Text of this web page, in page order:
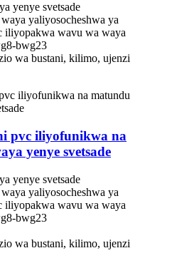
yenye svetsade
yaliyosocheshwa ya
iliyopakwa wavu wa waya
bwg23
wa bustani, kilimo, ujenzi
pvc iliyofunikwa na
yenye svetsade
yenye svetsade
yaliyosocheshwa ya
iliyopakwa wavu wa waya
bwg23
wa bustani, kilimo, ujenzi